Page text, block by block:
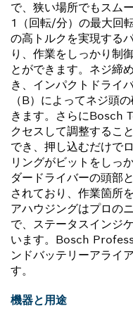
で、狭い場所でもスム
1（回転/分）の最大回
の高トルクを実現する
り、作業をしっかり制
とができます。ネジ締
き、インパクトドライ
（B）によってネジ頭
きます。さらにBosch
クセスして調整するこ
でき、押し込むだけで
リングがビットをしっ
ダードライバーの頭部
されており、作業箇所
アハウジングはプロの
で、ステータスインジ
います。Bosch
ンドバッテリーアライ
す。
機器と用途